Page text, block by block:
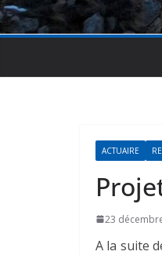
ACTUAIRE
23
A la suite